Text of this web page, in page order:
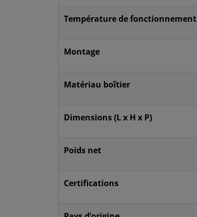
Température de fonctionnement
Montage
Matériau boîtier
Dimensions (L x H x P)
Poids net
Certifications